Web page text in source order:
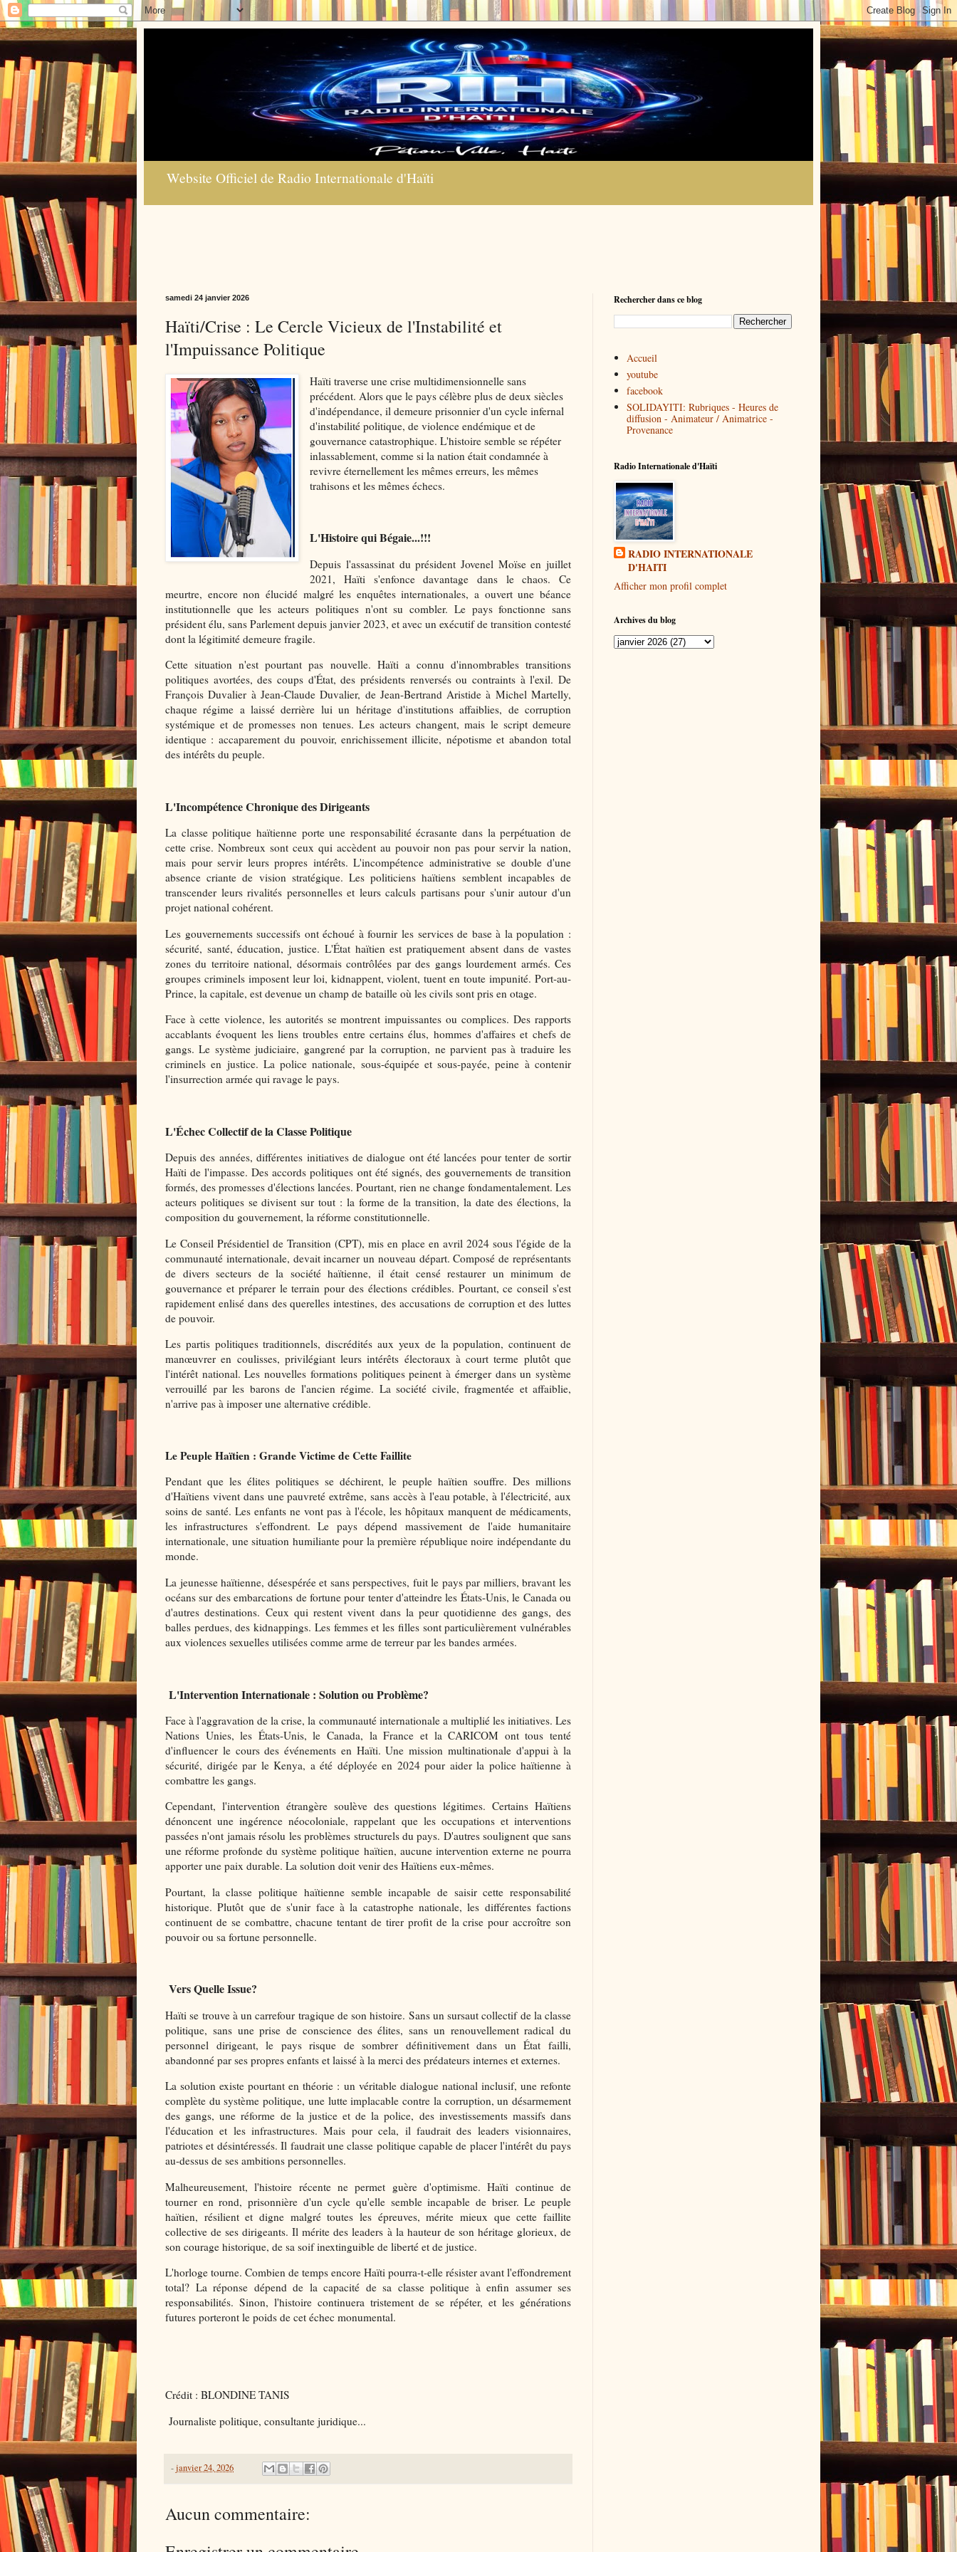
Website Officiel de Radio Internationale d'Haïti
samedi 24 janvier 2026
Haïti/Crise : Le Cercle Vicieux de l'Instabilité et
l'Impuissance Politique
Haïti traverse une crise multidimensionnelle sans
précédent. Alors que le pays célèbre plus de deux siècles
d'indépendance, il demeure prisonnier d'un cycle infernal
d'instabilité politique, de violence endémique et de
gouvernance catastrophique. L'histoire semble se répéter
inlassablement, comme si la nation était condamnée à
revivre éternellement les mêmes erreurs, les mêmes
trahisons et les mêmes échecs.
L'Histoire qui Bégaie...!!!
Depuis l'assassinat du président Jovenel Moïse en juillet
2021, Haïti s'enfonce davantage dans le chaos. Ce
meurtre, encore non élucidé malgré les enquêtes internationales, a ouvert une béance
institutionnelle que les acteurs politiques n'ont su combler. Le pays fonctionne sans
président élu, sans Parlement depuis janvier 2023, et avec un exécutif de transition contesté
dont la légitimité demeure fragile.
Cette situation n'est pourtant pas nouvelle. Haïti a connu d'innombrables transitions
politiques avortées, des coups d'État, des présidents renversés ou contraints à l'exil. De
François Duvalier à Jean-Claude Duvalier, de Jean-Bertrand Aristide à Michel Martelly,
chaque régime a laissé derrière lui un héritage d'institutions affaiblies, de corruption
systémique et de promesses non tenues. Les acteurs changent, mais le script demeure
identique : accaparement du pouvoir, enrichissement illicite, népotisme et abandon total
des intérêts du peuple.
L'Incompétence Chronique des Dirigeants
La classe politique haïtienne porte une responsabilité écrasante dans la perpétuation de
cette crise. Nombreux sont ceux qui accèdent au pouvoir non pas pour servir la nation,
mais pour servir leurs propres intérêts. L'incompétence administrative se double d'une
absence criante de vision stratégique. Les politiciens haïtiens semblent incapables de
transcender leurs rivalités personnelles et leurs calculs partisans pour s'unir autour d'un
projet national cohérent.
Les gouvernements successifs ont échoué à fournir les services de base à la population :
sécurité, santé, éducation, justice. L'État haïtien est pratiquement absent dans de vastes
zones du territoire national, désormais contrôlées par des gangs lourdement armés. Ces
groupes criminels imposent leur loi, kidnappent, violent, tuent en toute impunité. Port-au-
Prince, la capitale, est devenue un champ de bataille où les civils sont pris en otage.
Face à cette violence, les autorités se montrent impuissantes ou complices. Des rapports
accablants évoquent les liens troubles entre certains élus, hommes d'affaires et chefs de
gangs. Le système judiciaire, gangrené par la corruption, ne parvient pas à traduire les
criminels en justice. La police nationale, sous-équipée et sous-payée, peine à contenir
l'insurrection armée qui ravage le pays.
L'Échec Collectif de la Classe Politique
Depuis des années, différentes initiatives de dialogue ont été lancées pour tenter de sortir
Haïti de l'impasse. Des accords politiques ont été signés, des gouvernements de transition
formés, des promesses d'élections lancées. Pourtant, rien ne change fondamentalement. Les
acteurs politiques se divisent sur tout : la forme de la transition, la date des élections, la
composition du gouvernement, la réforme constitutionnelle.
Le Conseil Présidentiel de Transition (CPT), mis en place en avril 2024 sous l'égide de la
communauté internationale, devait incarner un nouveau départ. Composé de représentants
de divers secteurs de la société haïtienne, il était censé restaurer un minimum de
gouvernance et préparer le terrain pour des élections crédibles. Pourtant, ce conseil s'est
rapidement enlisé dans des querelles intestines, des accusations de corruption et des luttes
de pouvoir.
Les partis politiques traditionnels, discrédités aux yeux de la population, continuent de
manœuvrer en coulisses, privilégiant leurs intérêts électoraux à court terme plutôt que
l'intérêt national. Les nouvelles formations politiques peinent à émerger dans un système
verrouillé par les barons de l'ancien régime. La société civile, fragmentée et affaiblie,
n'arrive pas à imposer une alternative crédible.
Le Peuple Haïtien : Grande Victime de Cette Faillite
Pendant que les élites politiques se déchirent, le peuple haïtien souffre. Des millions
d'Haïtiens vivent dans une pauvreté extrême, sans accès à l'eau potable, à l'électricité, aux
soins de santé. Les enfants ne vont pas à l'école, les hôpitaux manquent de médicaments,
les infrastructures s'effondrent. Le pays dépend massivement de l'aide humanitaire
internationale, une situation humiliante pour la première république noire indépendante du
monde.
La jeunesse haïtienne, désespérée et sans perspectives, fuit le pays par milliers, bravant les
océans sur des embarcations de fortune pour tenter d'atteindre les États-Unis, le Canada ou
d'autres destinations. Ceux qui restent vivent dans la peur quotidienne des gangs, des
balles perdues, des kidnappings. Les femmes et les filles sont particulièrement vulnérables
aux violences sexuelles utilisées comme arme de terreur par les bandes armées.
L'Intervention Internationale : Solution ou Problème?
Face à l'aggravation de la crise, la communauté internationale a multiplié les initiatives. Les
Nations Unies, les États-Unis, le Canada, la France et la CARICOM ont tous tenté
d'influencer le cours des événements en Haïti. Une mission multinationale d'appui à la
sécurité, dirigée par le Kenya, a été déployée en 2024 pour aider la police haïtienne à
combattre les gangs.
Cependant, l'intervention étrangère soulève des questions légitimes. Certains Haïtiens
dénoncent une ingérence néocoloniale, rappelant que les occupations et interventions
passées n'ont jamais résolu les problèmes structurels du pays. D'autres soulignent que sans
une réforme profonde du système politique haïtien, aucune intervention externe ne pourra
apporter une paix durable. La solution doit venir des Haïtiens eux-mêmes.
Pourtant, la classe politique haïtienne semble incapable de saisir cette responsabilité
historique. Plutôt que de s'unir face à la catastrophe nationale, les différentes factions
continuent de se combattre, chacune tentant de tirer profit de la crise pour accroître son
pouvoir ou sa fortune personnelle.
Vers Quelle Issue?
Haïti se trouve à un carrefour tragique de son histoire. Sans un sursaut collectif de la classe
politique, sans une prise de conscience des élites, sans un renouvellement radical du
personnel dirigeant, le pays risque de sombrer définitivement dans un État failli,
abandonné par ses propres enfants et laissé à la merci des prédateurs internes et externes.
La solution existe pourtant en théorie : un véritable dialogue national inclusif, une refonte
complète du système politique, une lutte implacable contre la corruption, un désarmement
des gangs, une réforme de la justice et de la police, des investissements massifs dans
l'éducation et les infrastructures. Mais pour cela, il faudrait des leaders visionnaires,
patriotes et désintéressés. Il faudrait une classe politique capable de placer l'intérêt du pays
au-dessus de ses ambitions personnelles.
Malheureusement, l'histoire récente ne permet guère d'optimisme. Haïti continue de
tourner en rond, prisonnière d'un cycle qu'elle semble incapable de briser. Le peuple
haïtien, résilient et digne malgré toutes les épreuves, mérite mieux que cette faillite
collective de ses dirigeants. Il mérite des leaders à la hauteur de son héritage glorieux, de
son courage historique, de sa soif inextinguible de liberté et de justice.
L'horloge tourne. Combien de temps encore Haïti pourra-t-elle résister avant l'effondrement
total? La réponse dépend de la capacité de sa classe politique à enfin assumer ses
responsabilités. Sinon, l'histoire continuera tristement de se répéter, et les générations
futures porteront le poids de cet échec monumental.
Crédit : BLONDINE TANIS
Journaliste politique, consultante juridique...
-janvier 24, 2026
Aucun commentaire:
Rechercher dans ce blog
Accueil
youtube
facebook
SOLIDAYITI: Rubriques - Heures de
diffusion - Animateur / Animatrice -
Provenance
Radio Internationale d'Haïti
RADIO INTERNATIONALE
D'HAITI
Afficher mon profil complet
Archives du blog